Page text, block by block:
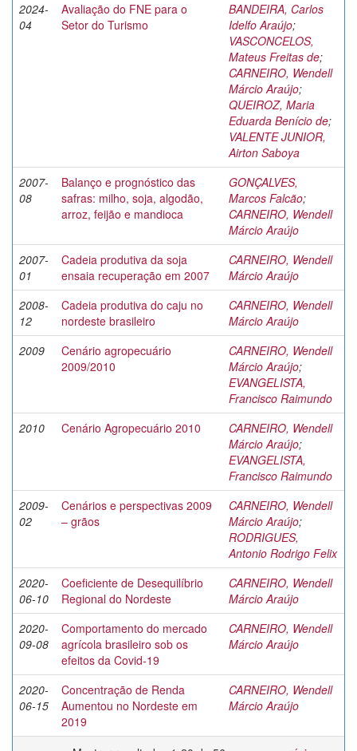
2024-
04
Avaliação do FNE para o
Setor do Turismo
BANDEIRA, Carlos
Idelfo Araújo;
VASCONCELOS,
Mateus Freitas de;
CARNEIRO, Wendell
Márcio Araújo;
QUEIROZ, Maria
Eduarda Benício de;
VALENTE JUNIOR,
Airton Saboya
2007-
08
Balanço e prognóstico das
safras: milho, soja, algodão,
arroz, feijão e mandioca
GONÇALVES,
Marcos Falcão;
CARNEIRO, Wendell
Márcio Araújo
2007-
01
Cadeia produtiva da soja
ensaia recuperação em 2007
CARNEIRO, Wendell
Márcio Araújo
2008-
12
Cadeia produtiva do caju no
nordeste brasileiro
CARNEIRO, Wendell
Márcio Araújo
2009
Cenário agropecuário
2009/2010
CARNEIRO, Wendell
Márcio Araújo;
EVANGELISTA,
Francisco Raimundo
2010
Cenário Agropecuário 2010
CARNEIRO, Wendell
Márcio Araújo;
EVANGELISTA,
Francisco Raimundo
2009-
02
Cenários e perspectivas 2009
– grãos
CARNEIRO, Wendell
Márcio Araújo;
RODRIGUES,
Antonio Rodrigo Felix
2020-
06-10
Coeficiente de Desequilíbrio
Regional do Nordeste
CARNEIRO, Wendell
Márcio Araújo
2020-
09-08
Comportamento do mercado
agrícola brasileiro sob os
efeitos da Covid-19
CARNEIRO, Wendell
Márcio Araújo
2020-
06-15
Concentração de Renda
Aumentou no Nordeste em
2019
CARNEIRO, Wendell
Márcio Araújo